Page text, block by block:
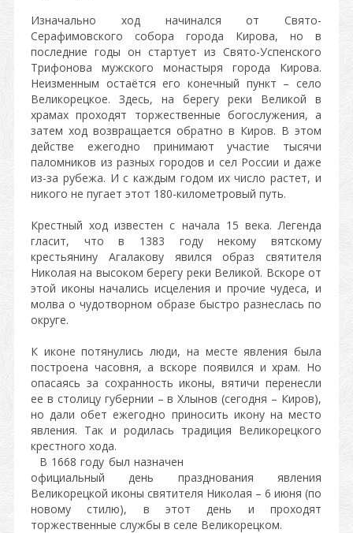
Изначально ход начинался от Свято-
Серафимовского собора города Кирова, но в
последние годы он стартует из Свято-Успенского
Трифонова мужского монастыря города Кирова.
Неизменным остаётся его конечный пункт – село
Великорецкое. Здесь, на берегу реки Великой в
храмах проходят торжественные богослужения, а
затем ход возвращается обратно в Киров. В этом
действе ежегодно принимают участие тысячи
паломников из разных городов и сел России и даже
из-за рубежа. И с каждым годом их число растет, и
никого не пугает этот 180-километровый путь.
Крестный ход известен с начала 15 века. Легенда
гласит, что в 1383 году некому вятскому
крестьянину Агалакову явился образ святителя
Николая на высоком берегу реки Великой. Вскоре от
этой иконы начались исцеления и прочие чудеса, и
молва о чудотворном образе быстро разнеслась по
округе.
К иконе потянулись люди, на месте явления была
построена часовня, а вскоре появился и храм. Но
опасаясь за сохранность иконы, вятичи перенесли
ее в столицу губернии – в Хлынов (сегодня – Киров),
но дали обет ежегодно приносить икону на место
явления. Так и родилась традиция Великорецкого
крестного хода.
В 1668 году был назначен
официальный день празднования явления
Великорецкой иконы святителя Николая – 6 июня (по
новому стилю), в этот день и проходят
торжественные службы в селе Великорецком.